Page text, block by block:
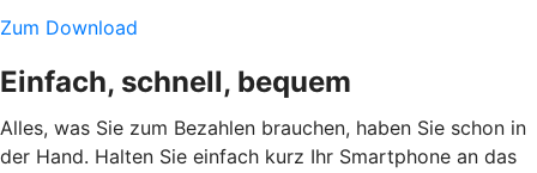
Zum Download
Einfach, schnell, bequem
Alles, was Sie zum Bezahlen brauchen, haben Sie schon in
der Hand. Halten Sie einfach kurz Ihr Smartphone an das